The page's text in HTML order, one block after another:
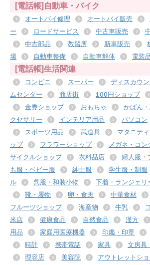
[電話帳]自動車・バイク
オートバイ修理 オートバイ販売
ー
ロードサービス 中古車販売
中古部品
教習所 新車販売
場
自動車整備 自動車解体 電装
[電話帳]生活関連
コンビニ スーパー ディスカウ
ムセンター
商店街 100円ショップ
金券ショップ
おもちゃ かばん
クセサリー
インテリア用品 パソコン
スポーツ用品
武道具 マタニテ
ップ
フラワーショップ メガネ・コ
サイクルショップ
衣料品店 婦人服・
も服・ベビー服
紳士服 学生服・制服
ル
呉服・和装小物 下着・ランジェリ
靴・履物
卵・食肉 中華食材
フルーツショップ
海産物 牛乳
米店
健康食品 自然食品 漢方
用品
家庭用医療機器 印鑑・印章
時計
携帯電話 家具 文房具
理容店
美容院 アウトレットシ